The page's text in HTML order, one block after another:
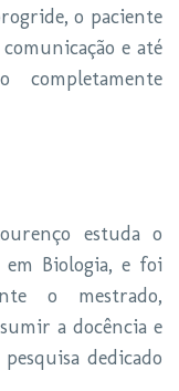
o paciente
e até
completamente
estuda o
em Biologia, e foi
o mestrado,
a docência e
dedicado